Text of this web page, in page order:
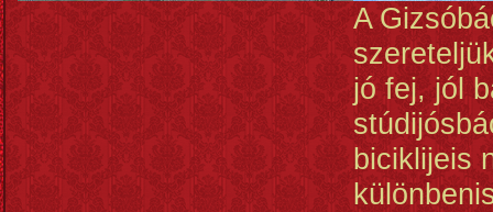
A
jó fej, jól
biciklijeis